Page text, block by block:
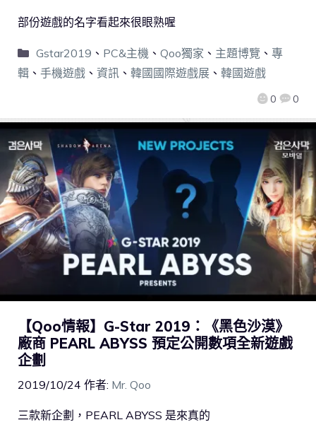
0 0
部份遊戲的名字看起來很眼熟喔
Gstar2019 、 PC&主機、 Qoo獨家 、 主題博覽 、 專
輯 、 手機遊戲 、 資訊 、 韓國國際遊戲展 、 韓國遊戲
【Qoo情報】G-Star 2019：《黑色沙漠》
廠商 PEARL ABYSS 預定公開數項全新遊戲
企劃
2019/10/24 作者: Mr. Qoo
三款新企劃，PEARL ABYSS 是來真的